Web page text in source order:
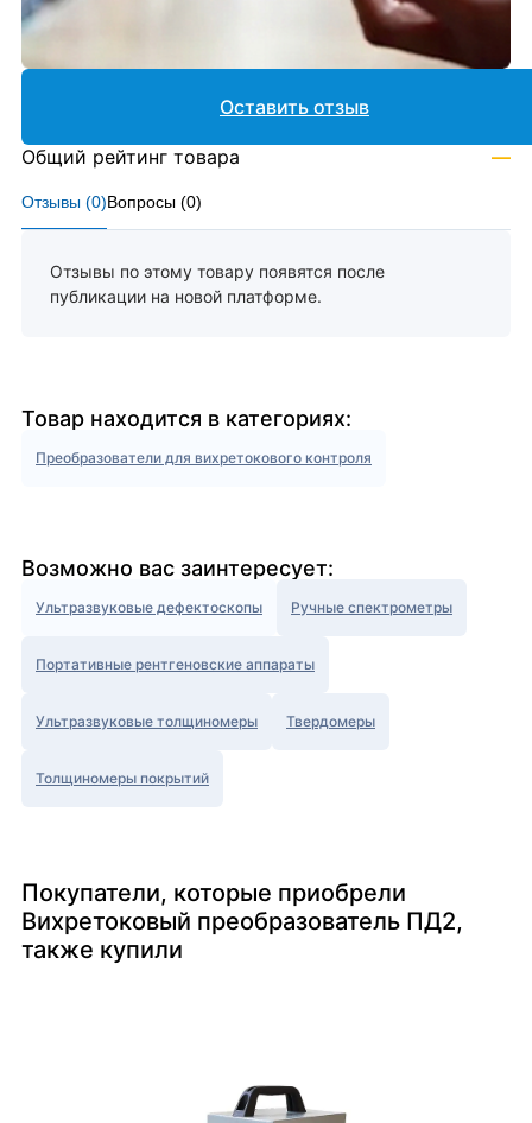
Отзывы (0)Вопросы (0)
Отзывы по этому товару появятся после
публикации на новой платформе.
Оставить отзыв
Общий рейтинг товара —
Товар находится в категориях:
Преобразователи для вихретокового контроля
Возможно вас заинтересует:
Ультразвуковые дефектоскопы Ручные спектрометры
Портативные рентгеновские аппараты
Ультразвуковые толщиномеры Твердомеры
Толщиномеры покрытий
Покупатели, которые приобрели
Вихретоковый преобразователь ПД2,
также купили